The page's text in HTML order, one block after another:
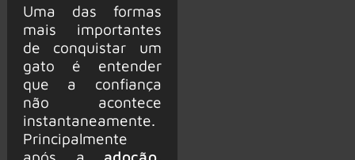
Uma das formas
mais importantes
de conquistar um
gato é entender
que a confiança
não acontece
instantaneamente.
Principalmente
após a adoção,